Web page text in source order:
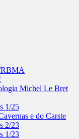
RBMA
Michel Le Bret
1/25
e do Carste
2/23
1/23